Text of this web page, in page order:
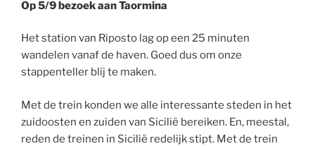
Op 5/9 bezoek aan Taormina
Het station van Riposto lag op een 25 minuten
wandelen vanaf de haven. Goed dus om onze
stappenteller blij te maken.
Met de trein konden we alle interessante steden in het
zuidoosten en zuiden van Sicilië bereiken. En, meestal,
reden de treinen in Sicilië redelijk stipt. Met de trein